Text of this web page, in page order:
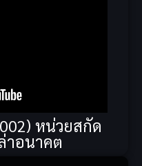
หน่วยสกัด
าอนาคต